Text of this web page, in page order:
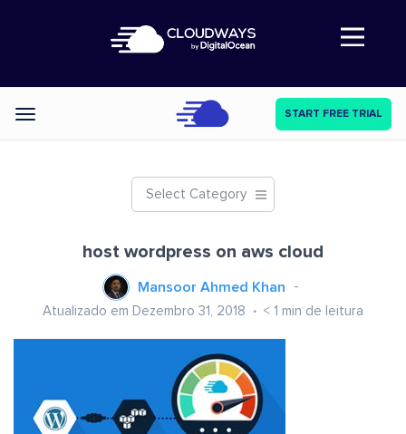
Abre a navegação
Categories START FREE TRIAL
Select Category
host wordpress on aws cloud
Mansoor Ahmed Khan
Atualizado em Dezembro 31, 2018 < 1 min de leitura